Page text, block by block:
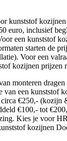
kunststof
euro, inclusief
een kunststof
starten de
Voor een
kozijnen prijzen
monteren
van een kunststof
€250,- (kozijn
€100,- tot
Kies je voor
kozijnen